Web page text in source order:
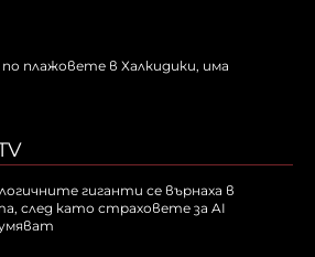
плажовете в Халкидики, има
гиганти се върнаха в
след като страховете за AI